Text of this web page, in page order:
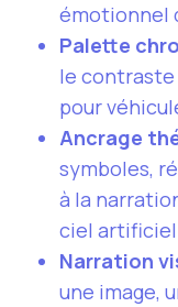
émotionnel
Palette
le
pour
Ancrage
symboles,
à la
ciel artificiel
Narration
une image,